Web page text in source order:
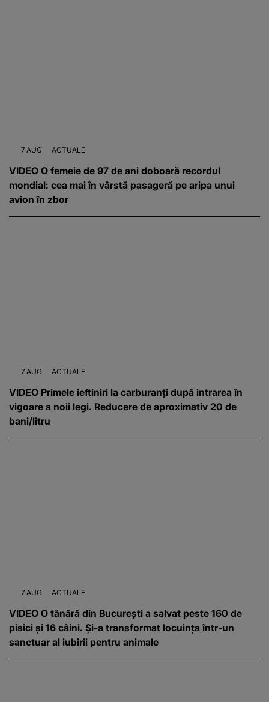
7 AUG ACTUALE
VIDEO O femeie de 97 de ani doboară recordul
mondial: cea mai în vârstă pasageră pe aripa unui
avion în zbor
7 AUG ACTUALE
VIDEO Primele ieftiniri la carburanți după intrarea în
vigoare a noii legi. Reducere de aproximativ 20 de
bani/litru
7 AUG ACTUALE
VIDEO O tânără din București a salvat peste 160 de
pisici și 16 câini. Și-a transformat locuința într-un
sanctuar al iubirii pentru animale